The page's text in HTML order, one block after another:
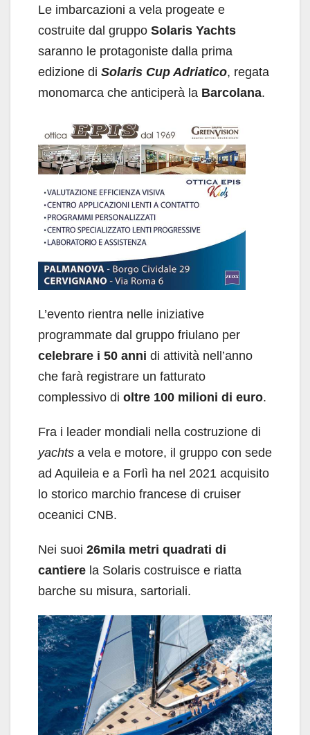
Le imbarcazioni a vela progeate e
costruite dal gruppo Solaris Yachts
saranno le protagoniste dalla prima
edizione di Solaris Cup Adriatico, regata
monomarca che anticiperà la Barcolana.
L’evento rientra nelle iniziative
programmate dal gruppo friulano per
celebrare i 50 anni di attività nell’anno
che farà registrare un fatturato
complessivo di oltre 100 milioni di euro.
Fra i leader mondiali nella costruzione di
yachts a vela e motore, il gruppo con sede
ad Aquileia e a Forlì ha nel 2021 acquisito
lo storico marchio francese di cruiser
oceanici CNB.
Nei suoi 26mila metri quadrati di
cantiere la Solaris costruisce e riatta
barche su misura, sartoriali.